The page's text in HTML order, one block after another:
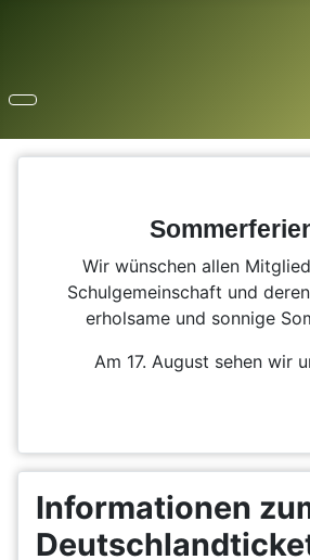
Wir wünschen allen
Schulgemeinschaft und
erholsame und sonnige
Am 17. August sehen wir
Informationen